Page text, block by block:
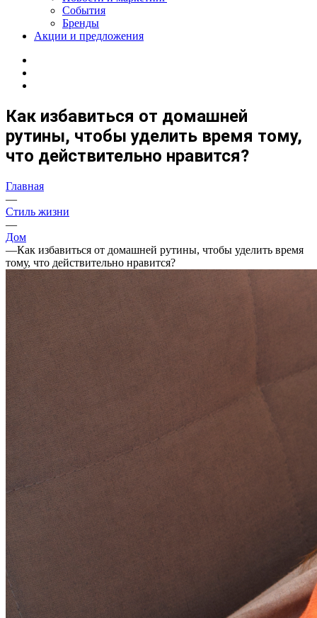
События
Бренды
Акции и предложения
Как избавиться от домашней
рутины, чтобы уделить время тому,
что действительно нравится?
Главная
—
Стиль жизни
—
Дом
—Как избавиться от домашней рутины, чтобы уделить время
тому, что действительно нравится?